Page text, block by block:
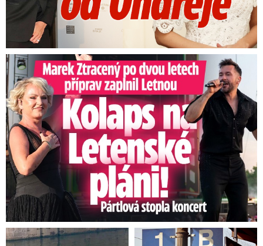
Marek Ztracený na Letné: Pártlová stopla koncert